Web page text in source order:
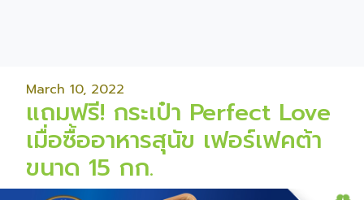
March 10, 2022
แถมฟรี! กระเป๋า Perfect Love
เมื่อซื้ออาหารสุนัข เฟอร์เฟคต้า
ขนาด 15 กก.